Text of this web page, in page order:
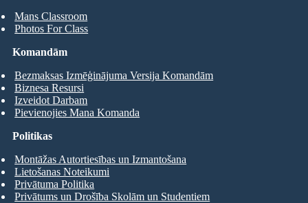
Mans Classroom
Photos For Class
Komandām
Bezmaksas Izmēģinājuma Versija Komandām
Biznesa Resursi
Izveidot Darbam
Pievienojies Mana Komanda
Politikas
Montāžas Autortiesības un Izmantošana
Lietošanas Noteikumi
Privātuma Politika
Privātums un Drošība Skolām un Studentiem